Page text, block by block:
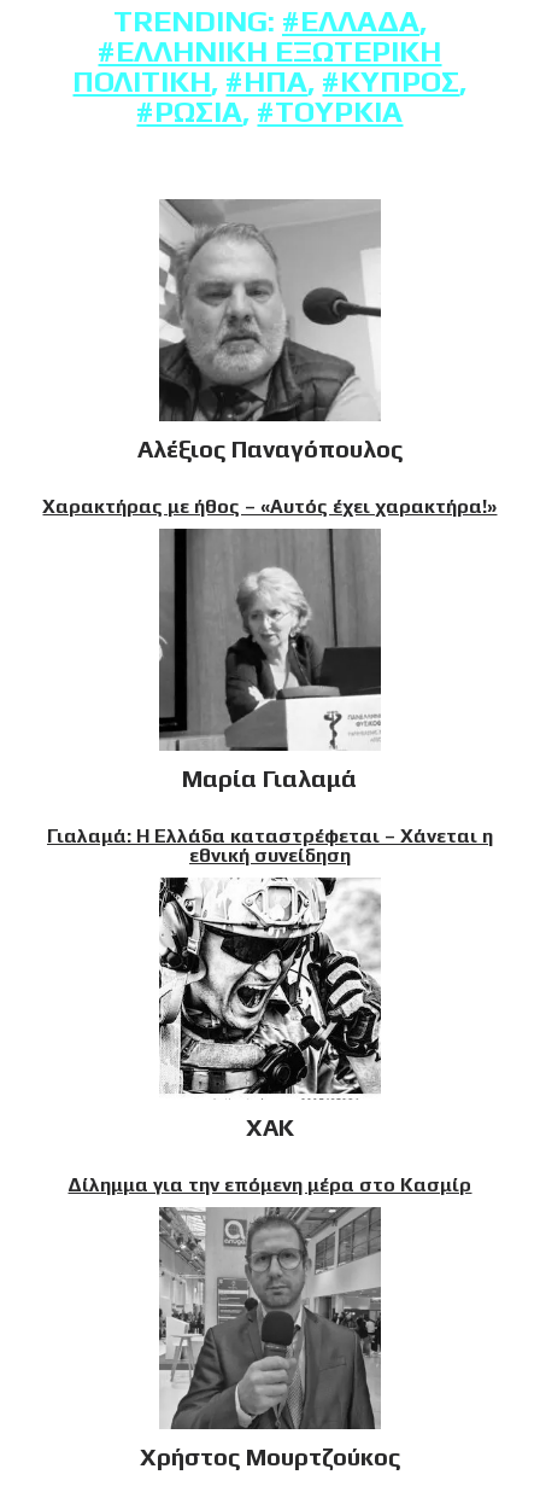
TRENDING: #ΕΛΛΆΔΑ,
#ΕΛΛΗΝΙΚΉ ΕΞΩΤΕΡΙΚΉ
ΠΟΛΙΤΙΚΉ, #ΗΠΑ, #ΚΎΠΡΟΣ,
#ΡΩΣΊΑ, #ΤΟΥΡΚΊΑ
Αλέξιος Παναγόπουλος
Χαρακτήρας με ήθος – «Αυτός έχει χαρακτήρα!»
Μαρία Γιαλαμά
Γιαλαμά: Η Ελλάδα καταστρέφεται – Χάνεται η
εθνική συνείδηση
XAK
Δίλημμα για την επόμενη μέρα στο Κασμίρ
Χρήστος Μουρτζούκος